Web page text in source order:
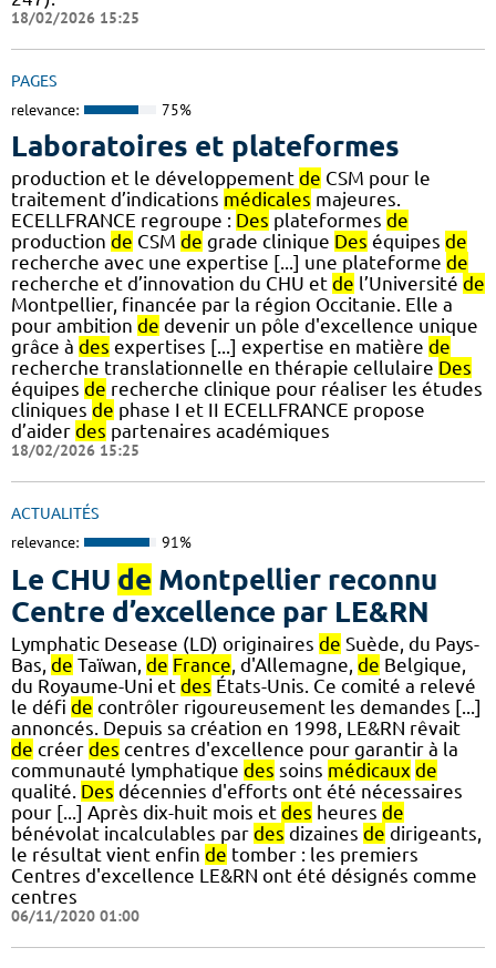
18/02/2026 15:25
PAGES
relevance: 75%
Laboratoires et plateformes
production et le développement de CSM pour le
traitement d’indications médicales majeures.
ECELLFRANCE regroupe : Des plateformes de
production de CSM de grade clinique Des équipes de
recherche avec une expertise [...] une plateforme de
recherche et d’innovation du CHU et de l’Université de
Montpellier, financée par la région Occitanie. Elle a
pour ambition de devenir un pôle d'excellence unique
grâce à des expertises [...] expertise en matière de
recherche translationnelle en thérapie cellulaire Des
équipes de recherche clinique pour réaliser les études
cliniques de phase I et II ECELLFRANCE propose
d’aider des partenaires académiques
18/02/2026 15:25
ACTUALITÉS
relevance: 91%
Le CHU de Montpellier reconnu
Centre d’excellence par LE&RN
Lymphatic Desease (LD) originaires de Suède, du Pays-
Bas, de Taïwan, de France, d'Allemagne, de Belgique,
du Royaume-Uni et des États-Unis. Ce comité a relevé
le défi de contrôler rigoureusement les demandes [...]
annoncés. Depuis sa création en 1998, LE&RN rêvait
de créer des centres d'excellence pour garantir à la
communauté lymphatique des soins médicaux de
qualité. Des décennies d'efforts ont été nécessaires
pour [...] Après dix-huit mois et des heures de
bénévolat incalculables par des dizaines de dirigeants,
le résultat vient enfin de tomber : les premiers
Centres d'excellence LE&RN ont été désignés comme
centres
06/11/2020 01:00